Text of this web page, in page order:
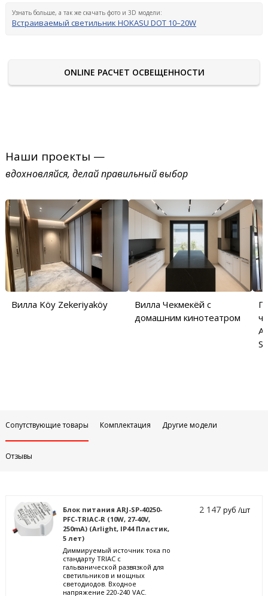
Узнать больше, а так же скачать фото и 3D модели:
Встраиваемый светильник HOKASU DOT 10–20W
ONLINE РАСЧЕТ ОСВЕЩЕННОСТИ
Наши проекты —
вдохновляйся, делай правильный выбор
Вилла Köy Zekeriyaköy
Вилла Чекмекёй с
домашним кинотеатром
Сопутствующие товары Комплектация Другие модели
Отзывы
Блок питания ARJ-SP-40250-
PFC-TRIAC-R (10W, 27-40V,
250mA) (Arlight, IP44 Пластик,
5 лет)
Диммируемый источник тока по
стандарту TRIAC с
гальванической развязкой для
светильников и мощных
светодиодов. Входное
напряжение 220-240 VAC.
2 147руб /шт